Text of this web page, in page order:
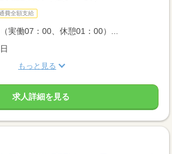
費全額支給
実働07：00、休憩01：00）...
もっと見る
求人詳細を見る